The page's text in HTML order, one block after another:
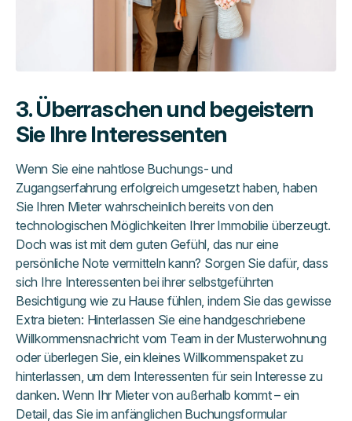
3. Überraschen und begeistern
Sie Ihre Interessenten
Wenn Sie eine nahtlose Buchungs- und
Zugangserfahrung erfolgreich umgesetzt haben, haben
Sie Ihren Mieter wahrscheinlich bereits von den
technologischen Möglichkeiten Ihrer Immobilie überzeugt.
Doch was ist mit dem guten Gefühl, das nur eine
persönliche Note vermitteln kann? Sorgen Sie dafür, dass
sich Ihre Interessenten bei ihrer selbstgeführten
Besichtigung wie zu Hause fühlen, indem Sie das gewisse
Extra bieten: Hinterlassen Sie eine handgeschriebene
Willkommensnachricht vom Team in der Musterwohnung
oder überlegen Sie, ein kleines Willkommenspaket zu
hinterlassen, um dem Interessenten für sein Interesse zu
danken. Wenn Ihr Mieter von außerhalb kommt – ein
Detail, das Sie im anfänglichen Buchungsformular